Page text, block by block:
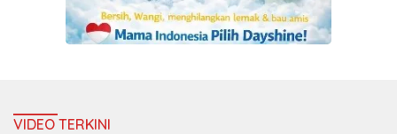
VIDEO TERKINI